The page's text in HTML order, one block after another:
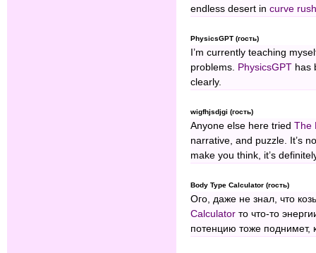
endless desert in curve rush
PhysicsGPT (гость)
I’m currently teaching
problems.
PhysicsGPT has
clearly.
wigfhjsdjgi (гость)
Anyone else here tried The
narrative, and puzzle. It’s
make you think, it’s
Body Type Calculator (гость)
Ого, даже не знал, что
Calculator то что-то
потенцию тоже поднимет,